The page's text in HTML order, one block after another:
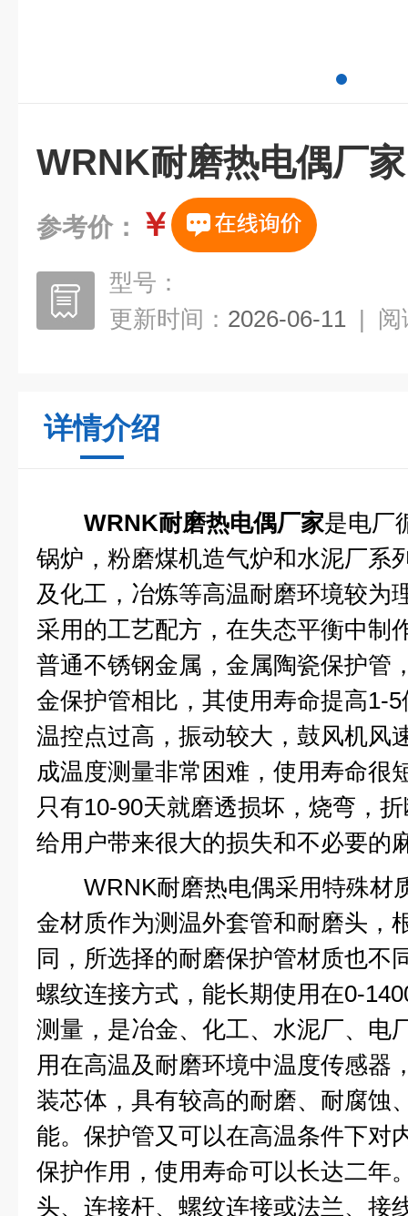
WRNK耐磨热电偶厂家
参考价： ￥
型号：
更新时间： 2026-06-11 | 阅
详情介绍
WRNK耐磨热电偶厂家是电厂
锅炉，粉磨煤机造气炉和水泥厂系
及化工，冶炼等高温耐磨环境较为
采用的工艺配方，在失态平衡中制
普通不锈钢金属，金属陶瓷保护管
金保护管相比，其使用寿命提高1-
温控点过高，振动较大，鼓风机风
成温度测量非常困难，使用寿命很
只有10-90天就磨透损坏，烧弯，
给用户带来很大的损失和不必要的
WRNK耐磨热电偶采用特殊材
金材质作为测温外套管和耐磨头，
同，所选择的耐磨保护管材质也不
螺纹连接方式，能长期使用在0-
测量，是冶金、化工、水泥厂、电
用在高温及耐磨环境中温度传感器
装芯体，具有较高的耐磨、耐腐蚀
能。保护管又可以在高温条件下对
保护作用，使用寿命可以长达二年
头、连接杆、螺纹连接或法兰、接